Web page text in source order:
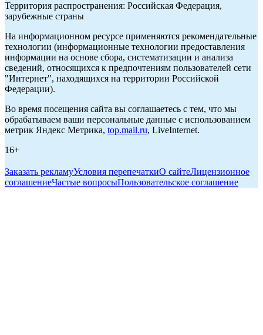
Территория распространения: Российская Федерация,
зарубежные страны
На информационном ресурсе применяются рекомендательные
технологии (информационные технологии предоставления
информации на основе сбора, систематизации и анализа
сведений, относящихся к предпочтениям пользователей сети
"Интернет", находящихся на территории Российской
Федерации).
Во время посещения сайта вы соглашаетесь с тем, что мы
обрабатываем ваши персональные данные с использованием
метрик Яндекс Метрика, top.mail.ru, LiveInternet.
16+
Заказать рекламуУсловия перепечаткиО сайтеЛицензионное
соглашениеЧастые вопросыПользовательское соглашение